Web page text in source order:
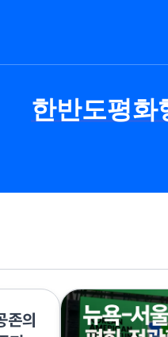
한반도평화
존의